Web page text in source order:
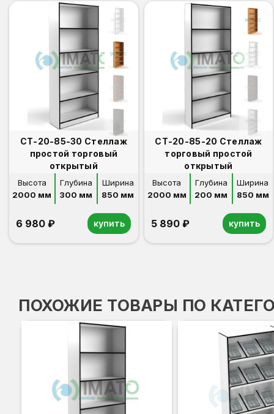
СТ-20-85-30 Стеллаж
простой торговый
открытый
Высота
2000 мм
Глубина
300 мм
Ширина
850 мм
6 980 ₽ купить
СТ-20-85-20 Стеллаж
торговый простой
открытый
Высота
2000 мм
Глубина
200 мм
Ширина
850 мм
5 890 ₽ купить
ПОХОЖИЕ ТОВАРЫ ПО